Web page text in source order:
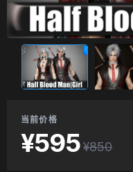
当前价格
¥595 ¥850